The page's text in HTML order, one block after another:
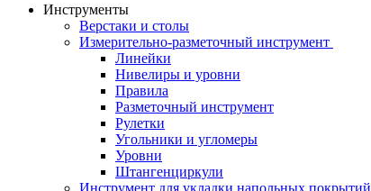
Инструменты
Верстаки и столы
Измерительно-разметочный инструмент
Линейки
Нивелиры и уровни
Правила
Разметочный инструмент
Рулетки
Угольники и угломеры
Уровни
Штангенциркули
Инструмент для укладки напольных покрытий